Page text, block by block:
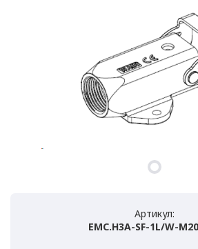
Артикул:
EMC.H3A-SF-1L/W-